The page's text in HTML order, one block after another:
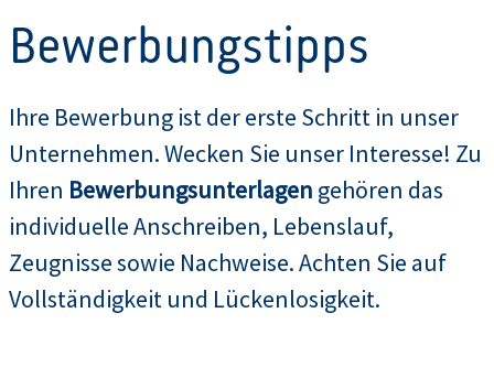
Bewerbungstipps
Ihre Bewerbung ist der erste Schritt in unser
Unternehmen. Wecken Sie unser Interesse! Zu
Ihren Bewerbungsunterlagen gehören das
individuelle Anschreiben, Lebenslauf,
Zeugnisse sowie Nachweise. Achten Sie auf
Vollständigkeit und Lückenlosigkeit.